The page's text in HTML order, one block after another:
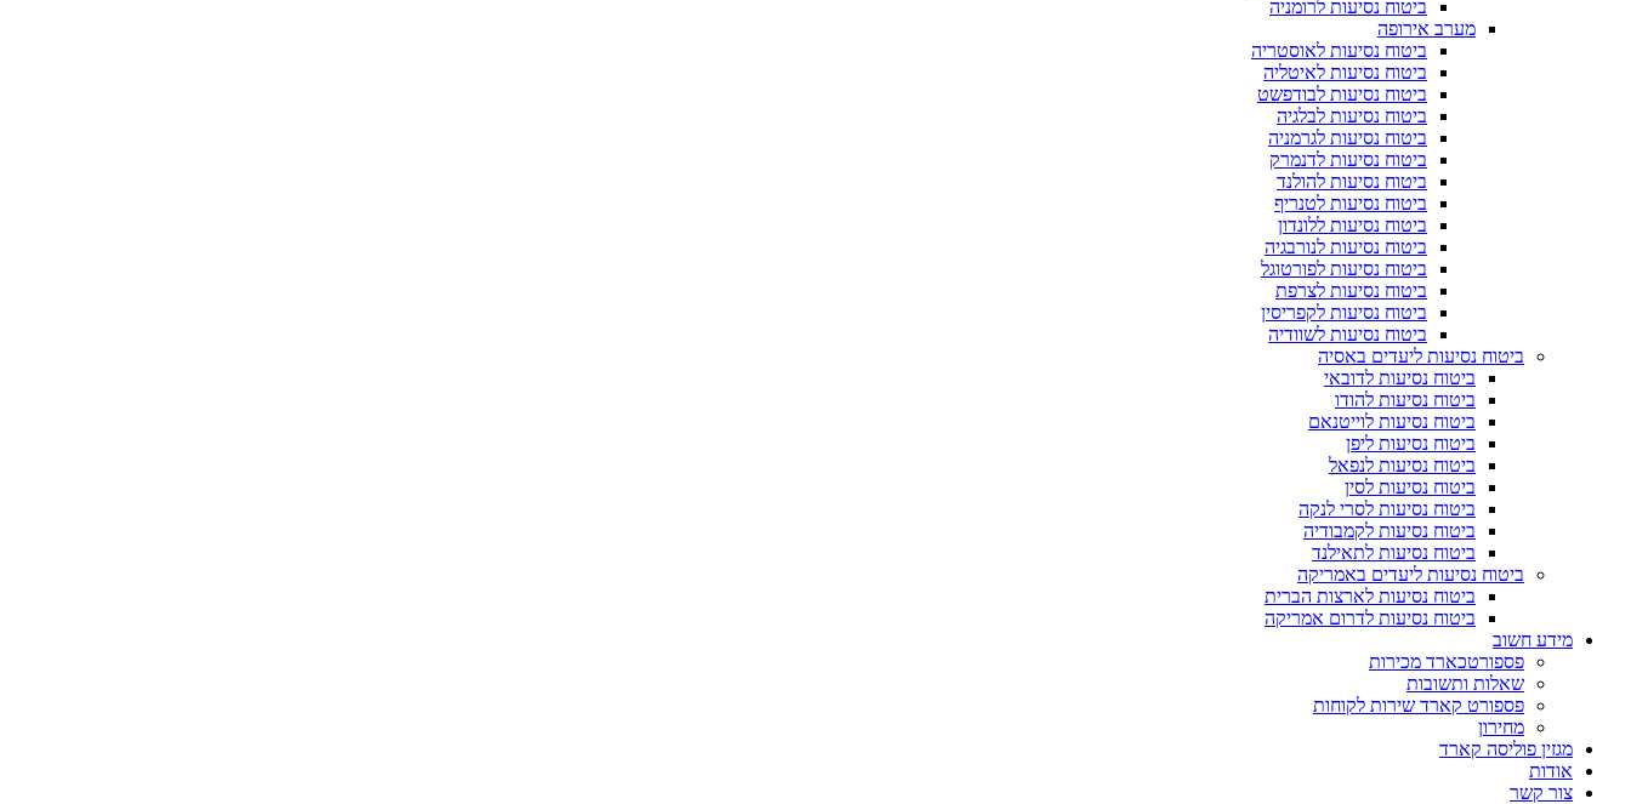
ביטוח נסיעות לרומניה
מערב אירופה
ביטוח נסיעות לאוסטריה
ביטוח נסיעות לאיטליה
ביטוח נסיעות לבודפשט
ביטוח נסיעות לבלגיה
ביטוח נסיעות לגרמניה
ביטוח נסיעות לדנמרק
ביטוח נסיעות להולנד
ביטוח נסיעות לטנריף
ביטוח נסיעות ללונדון
ביטוח נסיעות לנורבגיה
ביטוח נסיעות לפורטוגל
ביטוח נסיעות לצרפת
ביטוח נסיעות לקפריסין
ביטוח נסיעות לשוודיה
ביטוח נסיעות ליעדים באסיה
ביטוח נסיעות לדובאי
ביטוח נסיעות להודו
ביטוח נסיעות לוייטנאם
ביטוח נסיעות ליפן
ביטוח נסיעות לנפאל
ביטוח נסיעות לסין
ביטוח נסיעות לסרי לנקה
ביטוח נסיעות לקמבודיה
ביטוח נסיעות לתאילנד
ביטוח נסיעות ליעדים באמריקה
ביטוח נסיעות לארצות הברית
ביטוח נסיעות לדרום אמריקה
מידע חשוב
פספורטכארד מכירות
שאלות ותשובות
פספורט קארד שירות לקוחות
מחירון
מגזין פוליסה קארד
אודות
צור קשר